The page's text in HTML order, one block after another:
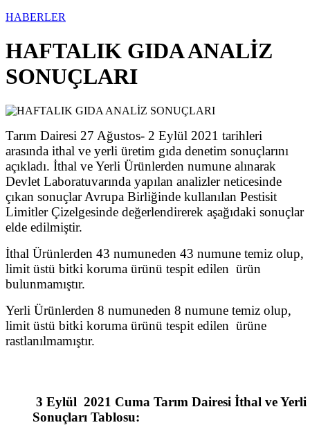
HABERLER
HAFTALIK GIDA ANALİZ
SONUÇLARI
Tarım Dairesi 27 Ağustos- 2 Eylül 2021 tarihleri
arasında ithal ve yerli üretim gıda denetim sonuçlarını
açıkladı. İthal ve Yerli Ürünlerden numune alınarak
Devlet Laboratuvarında yapılan analizler neticesinde
çıkan sonuçlar Avrupa Birliğinde kullanılan Pestisit
Limitler Çizelgesinde değerlendirerek aşağıdaki sonuçlar
elde edilmiştir.
İthal Ürünlerden 43 numuneden 43 numune temiz olup,
limit üstü bitki koruma ürünü tespit edilen ürün
bulunmamıştır.
Yerli Ürünlerden 8 numuneden 8 numune temiz olup,
limit üstü bitki koruma ürünü tespit edilen ürüne
rastlanılmamıştır.
3 Eylül 2021 Cuma Tarım Dairesi İthal ve Yerli
Sonuçları Tablosu: